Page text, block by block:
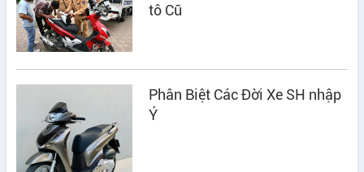
tô Cũ
Phân Biệt Các Đời Xe SH nhập
Ý